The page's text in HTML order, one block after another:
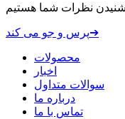
پرس و جو می کند➔
محصولات
اخبار
سوالات متداول
درباره ما
تماس با ما